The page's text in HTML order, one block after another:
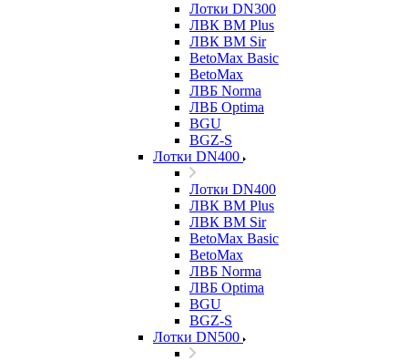
Лотки DN300
ЛВК ВМ Plus
ЛВК ВМ Sir
BetoMax Basic
BetoMax
ЛВБ Norma
ЛВБ Optima
BGU
BGZ-S
Лотки DN400
Лотки DN400
ЛВК ВМ Plus
ЛВК ВМ Sir
BetoMax Basic
BetoMax
ЛВБ Norma
ЛВБ Optima
BGU
BGZ-S
Лотки DN500